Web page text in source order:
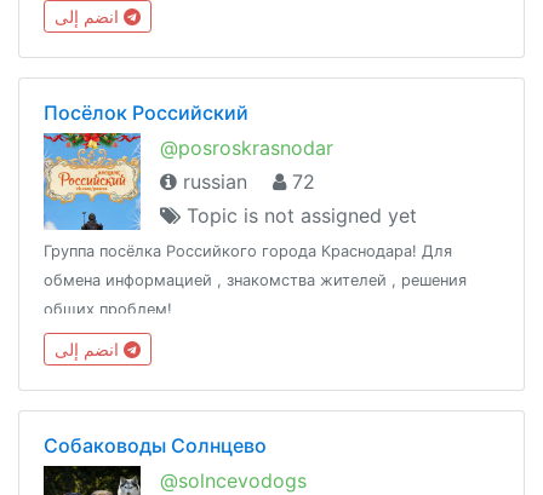
Посёлок Российский
@posroskrasnodar
russian
72
Topic is not assigned yet
Группа посёлка Российкого города Краснодара! Для
обмена информацией , знакомства жителей , решения
общих проблем!
Собаководы Солнцево
@solncevodogs